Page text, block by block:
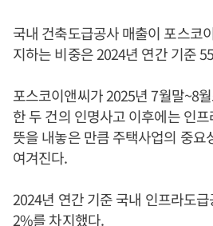
국내 건축도급공사 매출이 포스코
지하는 비중은 2024년 연간 기준
포스코이앤씨가 2025년 7월말~8
한 두 건의 인명사고 이후에는 인
뜻을 내놓은 만큼 주택사업의 중요
여겨진다.
2024년 연간 기준 국내 인프라도
2%를 차지했다.